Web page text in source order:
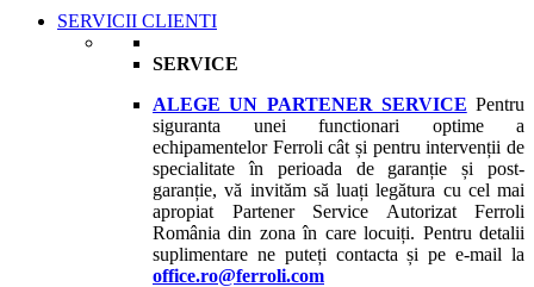
SERVICII CLIENTI
SERVICE
ALEGE UN PARTENER SERVICE Pentru
siguranta unei functionari optime a
echipamentelor Ferroli cât și pentru intervenții de
specialitate în perioada de garanție și post-
garanție, vă invităm să luați legătura cu cel mai
apropiat Partener Service Autorizat Ferroli
România din zona în care locuiți. Pentru detalii
suplimentare ne puteți contacta și pe e-mail la
office.ro@ferroli.com